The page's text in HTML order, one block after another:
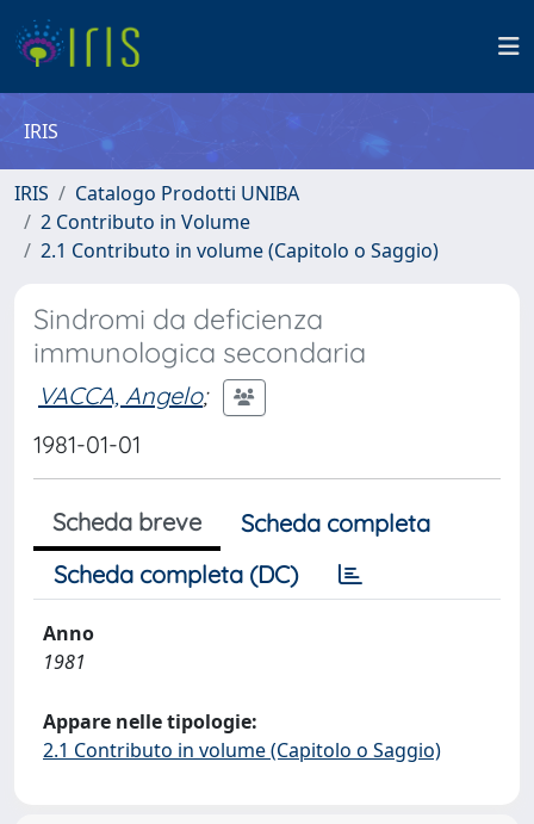
IRIS
IRIS
Catalogo Prodotti UNIBA
2 Contributo in Volume
2.1 Contributo in volume (Capitolo o Saggio)
Sindromi da deficienza
immunologica secondaria
VACCA, Angelo;
1981-01-01
Scheda breve
Scheda completa
Scheda completa (DC)
Anno
1981
Appare nelle tipologie:
2.1 Contributo in volume (Capitolo o Saggio)